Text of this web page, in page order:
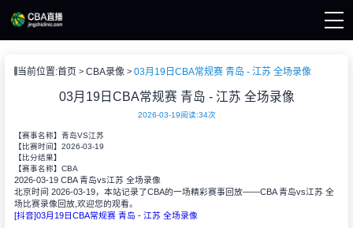
播
当前位置:首页 CBA录像 03月19日CBA常规赛 青岛 - 江苏 全场录像
03月19日CBA常规赛 青岛 - 江苏 全场录像
2026-03-19阅读:34次
【赛事名称】 青岛VS江苏
【比赛时间】 2026-03-19
【比分结果】
【赛事名称】 CBA
2026-03-19 CBA 青岛vs江苏 全场录像
北京时间 2026-03-19，本站记录了CBA的一场精彩赛事回放——CBA 青岛vs江苏 全
场比赛录像回放,欢迎您的观看。
[抖音]03月19日CBA常规赛 青岛 - 江苏 全场录像